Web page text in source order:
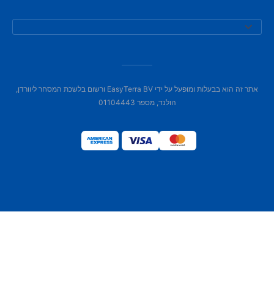
אתר זה הוא בבעלות ומופעל על ידי EasyTerra BV ורשום בלשכת המסחר ליוורדן,
הולנד, מספר 01104443